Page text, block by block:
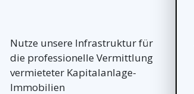
Nutze unsere Infrastruktur für
die professionelle Vermittlung
vermieteter Kapitalanlage-
Immobilien